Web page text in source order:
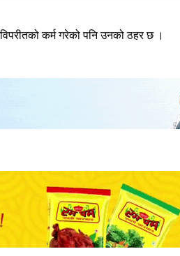
कर्म गरेको पनि उनको ठहर छ ।